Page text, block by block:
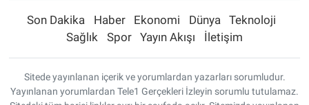
Son Dakika Haber Ekonomi Dünya
Teknoloji
Sağlık
Spor Yayın Akışı İletişim
Sitede yayınlanan içerik ve yorumlardan yazarları sorumludur.
Yayınlanan yorumlardan Tele1 Gerçekleri İzleyin sorumlu tutulamaz.